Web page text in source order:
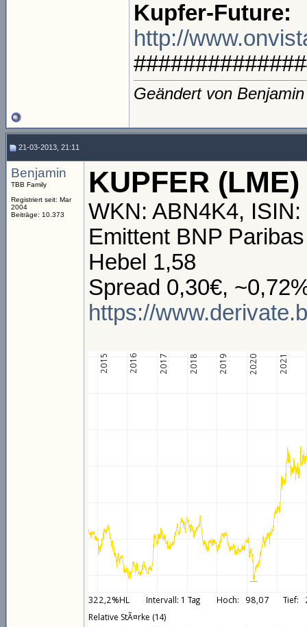
Kupfer-Future:
http://
Geändert von
21-03-2013, 21:11
Benjamin
TBB Family
Registriert seit: Mar
2004
Beiträge: 10.373
KUPFER
WKN: ABN4K4,
Emittent BNP Paribas
Hebel 1,58
Spread 0,30€,
https://